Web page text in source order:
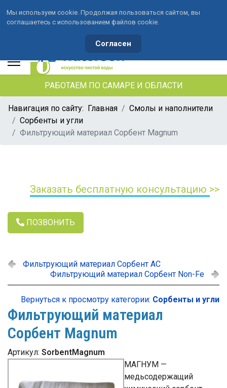
+7 (846) 33-490-33
+7 (991) 459-10-34
waterson-s@ya.ru
РАБОТАЕМ ПО САМАРЕ И ОБЛАСТИ
Навигация по сайту: Главная
Смолы и наполнители
Сорбенты и угли
Фильтрующий материал Сорбент Magnum
Заказать бесплатную консультацию >>
ПОЗВОНИТЬ
Фильтрующий материал Сорбент АС
Фильтрующий материал Сорбент Non-Fe
Вернуться к просмотру категории: Сорбенты и угли
Фильтрующий материал
Сорбент Magnum
Артикул: SorbentMagnum
МАГНУМ —
медьсодержащий
Мы используем cookie. Продолжая пользоваться сайтом, вы
соглашаетесь с использованием файлов cookie.
Согласен